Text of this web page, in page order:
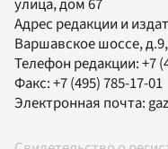
Адрес редакции и
Варшавское шоссе,
Телефон редакции:+7
Факс:+7 (495) 785-17-01
Электронная почта: